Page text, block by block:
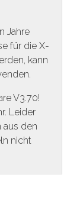
Jahre
für die X-
kann
V3.70!
Leider
aus den
nicht